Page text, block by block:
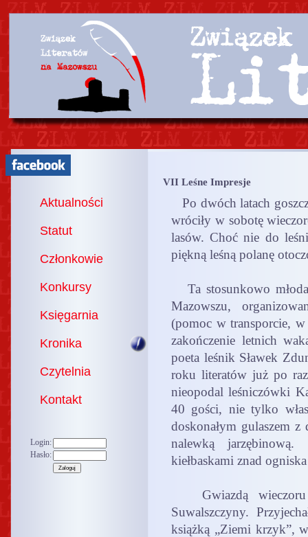
Aktualności
Statut
Członkowie
Konkursy
Księgarnia
Kronika
Czytelnia
Kontakt
Login:
Hasło:
VII Leśne Impresje
Po dwóch latach
wróciły w sobotę
lasów. Choć nie do
piękną leśną polanę
Ta stosunkowo
Mazowszu,
(pomoc w transporcie,
zakończenie letnich
poeta leśnik Sławek
roku literatów już po
nieopodal leśniczówki
40 gości, nie tylko
doskonałym gulaszem
nalewką
kiełbaskami znad
Gwiazdą wieczoru
Suwalszczyny.
książką „Ziemi krzyk”,